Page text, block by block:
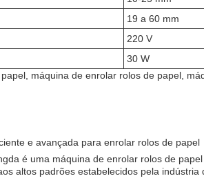
19 a 60 mm
220 V
30 W
máquina de enrolar rolos de papel,
e avançada para enrolar rolos de papel
é uma máquina de enrolar rolos de
altos padrões estabelecidos pela indústria